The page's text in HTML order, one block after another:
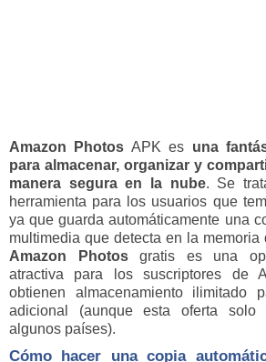
Amazon Photos APK es una
para almacenar, organizar y
manera segura en la nube. Se
herramienta para los usuarios que
ya que guarda automáticamente una
multimedia que detecta en la memoria
Amazon Photosgratis es una
atractiva para los suscriptores de
obtienen almacenamiento ilimitado
adicional (aunque esta oferta solo
algunos países).
Cómo hacer una copia